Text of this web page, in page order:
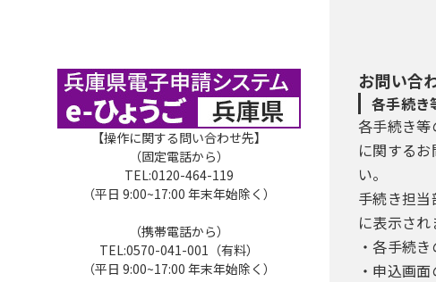
【操作に関する問い合わせ先】
（固定電話から）
TEL:0120-464-119
（平日 9:00~17:00 年末年始除く）
（携帯電話から）
TEL:0570-041-001（有料）
（平日 9:00~17:00 年末年始除く）
お問い合
各手続き
各手続き等
に関する
い。
手続き担
に表示され
・各手続
・申込画